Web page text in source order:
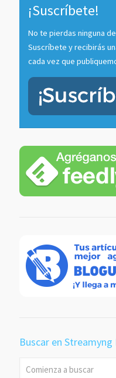
¡Suscríbete!
No te pierdas ninguna
Suscríbete y recibirás
cada vez que
Buscar en Streamyng